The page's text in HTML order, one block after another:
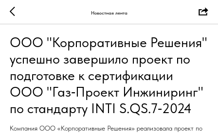
Новостная лента
ООО "Корпоративные Решения"
успешно завершило проект по
подготовке к сертификации
ООО "Газ‑Проект Инжиниринг"
по стандарту INTI S.QS.7‑2024
Компания ООО «Корпоративные Решения» реализовала проект по